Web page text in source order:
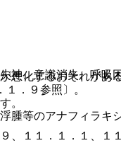
悪化するおそれがあ
１１．１．１、１
、意識消失、呼吸
．９参照〕。
等のアナフィラキ
。